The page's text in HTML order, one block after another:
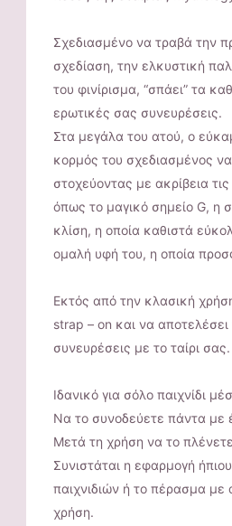
Σχεδιασμένο να τραβά την
σχεδίαση, την ελκυστική
του φινίρισμα, “σπάει” τα
ερωτικές σας συνευρέσεις.
Στα μεγάλα του ατού, ο
κορμός του σχεδιασμένος
στοχεύοντας με ακρίβεια
όπως το μαγικό σημείο G, η
κλίση, η οποία καθιστά
ομαλή υφή του, η οποία
Εκτός από την κλασική
strap – on και να αποτελέσει
συνευρέσεις με το ταίρι σας.
Ιδανικό για σόλο παιχνίδι
Να το συνοδεύετε πάντα με
Μετά τη χρήση να το
Συνιστάται η εφαρμογή
παιχνιδιών ή το πέρασμα με
χρήση.